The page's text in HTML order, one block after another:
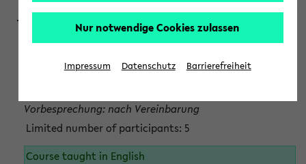
Projektmodul "Bakterielle Biotechnologie"
Persönliche Anmeldung beim Veranstalter ist unbedingt
Vorbesprechung: nach Vereinbarung
Limited number of participants: 5
Course taught in English
Nur notwendige Cookies zulassen
Impressum Datenschutz Barrierefreiheit